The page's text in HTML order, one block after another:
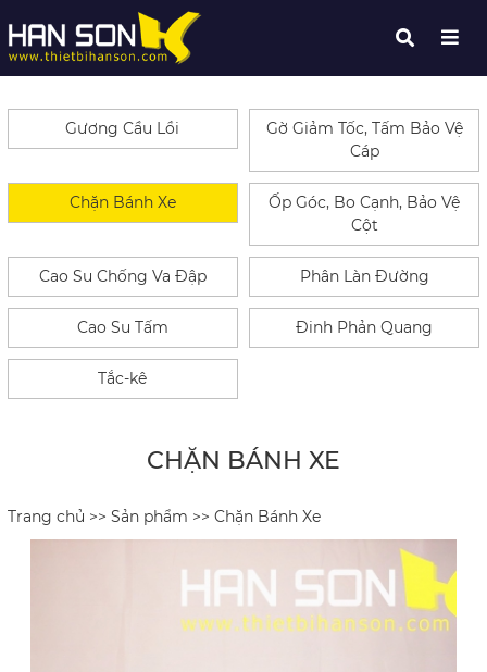
Gương Cầu Lồi
Gờ Giảm Tốc, Tấm Bảo Vệ
Cáp
Chặn Bánh Xe
Ốp Góc, Bo Cạnh, Bảo Vệ
Cột
Cao Su Chống Va Đập Phân Làn Đường
Cao Su Tấm Đinh Phản Quang
Tắc-kê
CHẶN BÁNH XE
Trang chủ >> Sản phẩm >> Chặn Bánh Xe